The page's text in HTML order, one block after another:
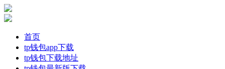
首页
tp钱包app下载
tp钱包下载地址